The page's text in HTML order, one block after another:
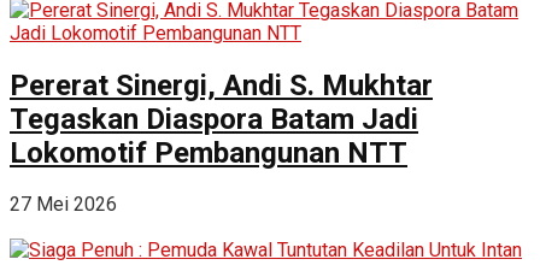
Pererat Sinergi, Andi S. Mukhtar
Tegaskan Diaspora Batam Jadi
Lokomotif Pembangunan NTT
27 Mei 2026